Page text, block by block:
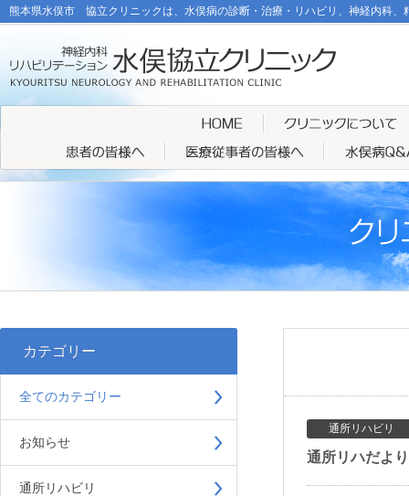
熊本県水俣市 協立クリニックは、水俣病の診断・治療・リハビリ、神経内科、
カテゴリー
全てのカテゴリー
お知らせ
通所リハビリ
通所リハビリ
通所リハだよ